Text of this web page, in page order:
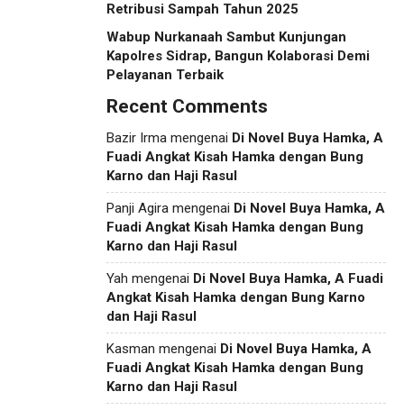
Retribusi Sampah Tahun 2025
Wabup Nurkanaah Sambut Kunjungan
Kapolres Sidrap, Bangun Kolaborasi Demi
Pelayanan Terbaik
Recent Comments
Bazir Irma mengenai Di Novel Buya Hamka, A
Fuadi Angkat Kisah Hamka dengan Bung
Karno dan Haji Rasul
Panji Agira mengenai Di Novel Buya Hamka, A
Fuadi Angkat Kisah Hamka dengan Bung
Karno dan Haji Rasul
Yah mengenai Di Novel Buya Hamka, A Fuadi
Angkat Kisah Hamka dengan Bung Karno
dan Haji Rasul
Kasman mengenai Di Novel Buya Hamka, A
Fuadi Angkat Kisah Hamka dengan Bung
Karno dan Haji Rasul